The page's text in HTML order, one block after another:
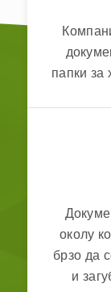
папки за
околу
брзо да
и